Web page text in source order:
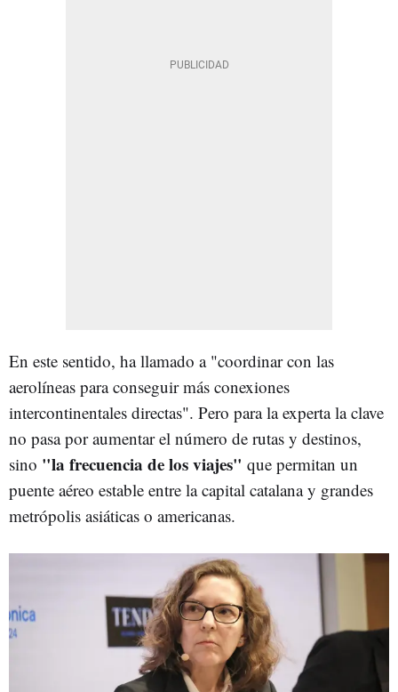
En este sentido, ha llamado a "coordinar con las
aerolíneas para conseguir más conexiones
intercontinentales directas". Pero para la experta la clave
no pasa por aumentar el número de rutas y destinos,
sino "la frecuencia de los viajes" que permitan un
puente aéreo estable entre la capital catalana y grandes
metrópolis asiáticas o americanas.